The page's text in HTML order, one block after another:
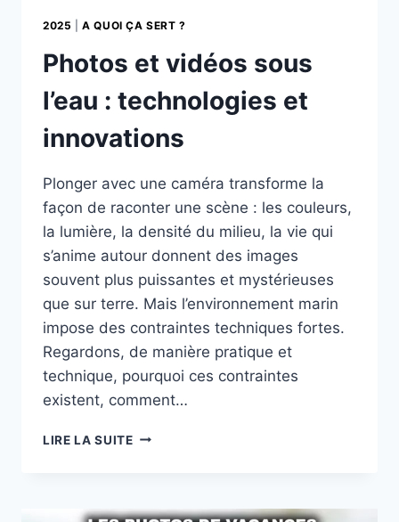
2025 |A QUOI ÇA SERT ?
Photos et vidéos sous
l’eau : technologies et
innovations
Plonger avec une caméra transforme la
façon de raconter une scène : les couleurs,
la lumière, la densité du milieu, la vie qui
s’anime autour donnent des images
souvent plus puissantes et mystérieuses
que sur terre. Mais l’environnement marin
impose des contraintes techniques fortes.
Regardons, de manière pratique et
technique, pourquoi ces contraintes
existent, comment…
LIRE LA SUITEPHOTOS
L’EAU